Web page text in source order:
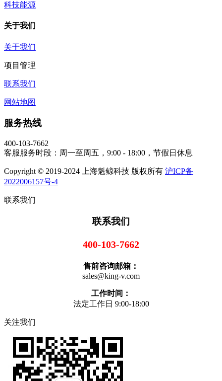
科技能源
关于我们
关于我们
项目管理
联系我们
网站地图
服务热线
400-103-7662
客服服务时段：周一至周五，9:00 - 18:00，节假日休息
Copyright © 2019-2024 上海魁鲸科技 版权所有 沪ICP备
2022006157号-4
联系我们
联系我们
400-103-7662
售前咨询邮箱：
sales@king-v.com
工作时间：
法定工作日 9:00-18:00
关注我们